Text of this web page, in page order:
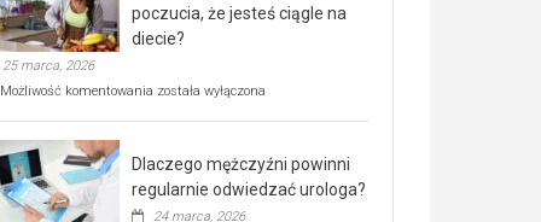
akcja
profilaktyczna
w
już
kwietnia!
poczucia, że jesteś ciągle na
diecie?
25 marca, 2026
Możliwość komentowania Czy
poczucia,
że
została wyłączona
Dlaczego mężczyźni powinni
regularnie odwiedzać urologa?
24 marca, 2026